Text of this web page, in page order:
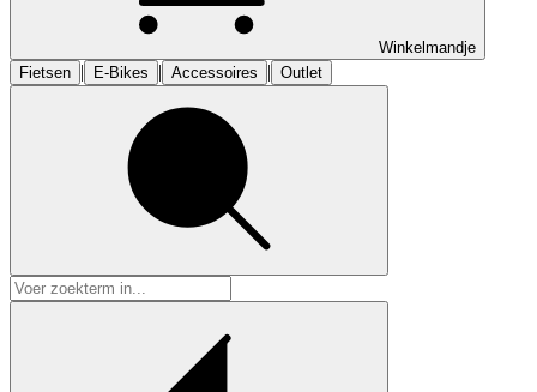
Winkelmandje
Fietsen | E-Bikes | Accessoires | Outlet